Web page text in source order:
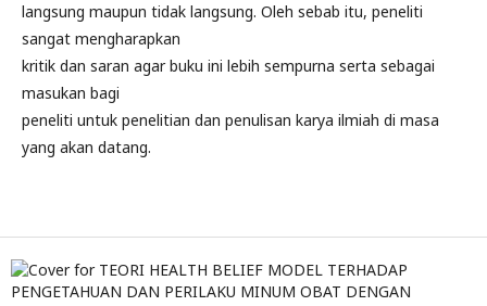
langsung maupun tidak langsung. Oleh sebab itu, peneliti
sangat mengharapkan
kritik dan saran agar buku ini lebih sempurna serta sebagai
masukan bagi
peneliti untuk penelitian dan penulisan karya ilmiah di masa
yang akan datang.